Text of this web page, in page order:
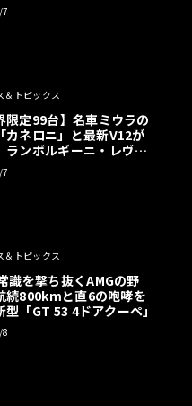
＆トピックス
限定99台】名車ミウラの
カネロニ」と最新V12が
ランボルギーニ・レヴエ
60周年記念車が登場
＆トピックス
識を撃ち抜くAMGの野
続800kmと直6の咆哮を
型「GT 53 4ドアクーペ」